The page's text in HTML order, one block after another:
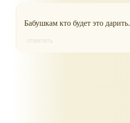
Бабушкам кто будет это дарить.
ответить